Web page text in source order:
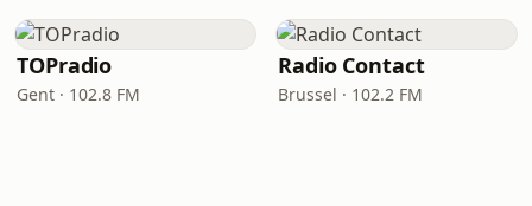
TOPradio
Gent · 102.8 FM
Radio Contact
Brussel · 102.2 FM